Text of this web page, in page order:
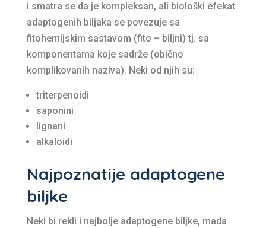
i smatra se da je kompleksan, ali biološki efekat
adaptogenih biljaka se povezuje sa
fitohemijskim sastavom (fito – biljni) tj. sa
komponentama koje sadrže (obično
komplikovanih naziva). Neki od njih su:
triterpenoidi
saponini
lignani
alkaloidi
Najpoznatije adaptogene
biljke
Neki bi rekli i najbolje adaptogene biljke, mada